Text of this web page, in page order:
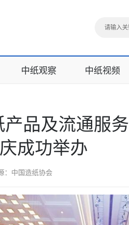
中纸观察 中纸视频
品及流通服
成功举办
中国造纸协会